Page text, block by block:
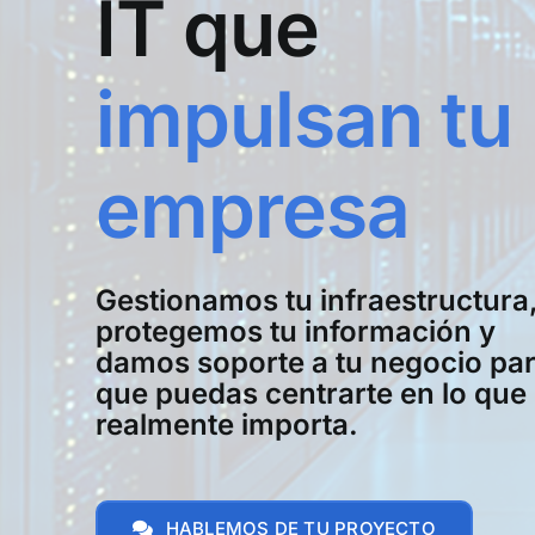
IT que
impulsan tu
empresa
Gestionamos tu
protegemos tu información y
damos soporte a tu negocio
que puedas centrarte en lo que
realmente importa.
HABLEMOS DE TU PROYECTO